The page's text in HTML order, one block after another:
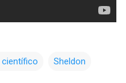
Sheldon